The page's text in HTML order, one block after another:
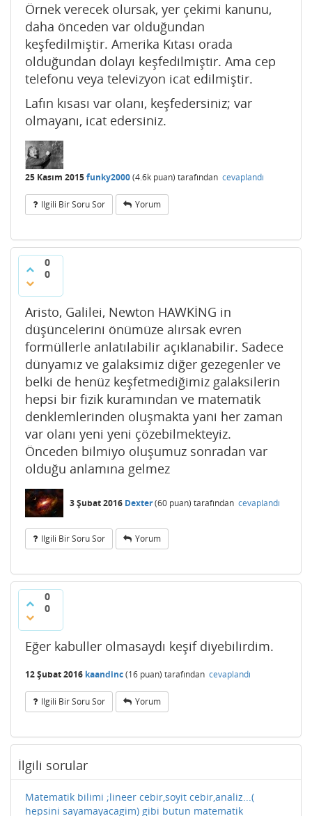
Örnek verecek olursak, yer çekimi kanunu,
daha önceden var olduğundan
keşfedilmiştir. Amerika Kıtası orada
olduğundan dolayı keşfedilmiştir. Ama cep
telefonu veya televizyon icat edilmiştir.
Lafın kısası var olanı, keşfedersiniz; var
olmayanı, icat edersiniz.
25 Kasım 2015funky2000(4.6k puan) tarafından cevaplandı
Ilgili Bir Soru Sor Yorum
0
0
Aristo, Galilei, Newton HAWKİNG in
düşüncelerini önümüze alırsak evren
formüllerle anlatılabilir açıklanabilir. Sadece
dünyamız ve galaksimiz diğer gezegenler ve
belki de henüz keşfetmediğimiz galaksilerin
hepsi bir fizik kuramından ve matematik
denklemlerinden oluşmakta yani her zaman
var olanı yeni yeni çözebilmekteyiz.
Önceden bilmiyo oluşumuz sonradan var
olduğu anlamına gelmez
3 Şubat 2016 Dexter(60 puan) tarafından cevaplandı
Ilgili Bir Soru Sor Yorum
0
0
Eğer kabuller olmasaydı keşif diyebilirdim.
12 Şubat 2016 kaandinc(16 puan) tarafından cevaplandı
Ilgili Bir Soru Sor Yorum
İlgili sorular
Matematik bilimi ;lineer cebir,soyit cebir,analiz...(
hepsini sayamayacagim) gibi butun matematik